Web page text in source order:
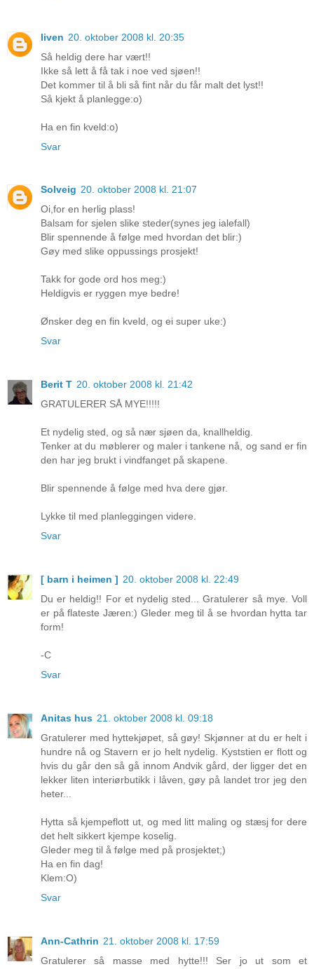
liven 20. oktober 2008 kl. 20:35
Så heldig dere har vært!!
Ikke så lett å få tak i noe ved sjøen!!
Det kommer til å bli så fint når du får malt det lyst!!
Så kjekt å planlegge:o)
Ha en fin kveld:o)
Svar
Solveig 20. oktober 2008 kl. 21:07
Oi,for en herlig plass!
Balsam for sjelen slike steder(synes jeg ialefall)
Blir spennende å følge med hvordan det blir:)
Gøy med slike oppussings prosjekt!
Takk for gode ord hos meg:)
Heldigvis er ryggen mye bedre!
Ønsker deg en fin kveld, og ei super uke:)
Svar
Berit T 20. oktober 2008 kl. 21:42
GRATULERER SÅ MYE!!!!!
Et nydelig sted, og så nær sjøen da, knallheldig.
Tenker at du møblerer og maler i tankene nå, og sand er fin
den har jeg brukt i vindfanget på skapene.
Blir spennende å følge med hva dere gjør.
Lykke til med planleggingen videre.
Svar
[ barn i heimen ] 20. oktober 2008 kl. 22:49
Du er heldig!! For et nydelig sted... Gratulerer så mye. Voll
er på flateste Jæren:) Gleder meg til å se hvordan hytta tar
form!
-C
Svar
Anitas hus 21. oktober 2008 kl. 09:18
Gratulerer med hyttekjøpet, så gøy! Skjønner at du er helt i
hundre nå og Stavern er jo helt nydelig. Kyststien er flott og
hvis du går den så gå innom Andvik gård, der ligger det en
lekker liten interiørbutikk i låven, gøy på landet tror jeg den
heter...
Hytta så kjempeflott ut, og med litt maling og stæsj for dere
det helt sikkert kjempe koselig.
Gleder meg til å følge med på prosjektet;)
Ha en fin dag!
Klem:O)
Svar
Ann-Cathrin 21. oktober 2008 kl. 17:59
Gratulerer så masse med hytte!!! Ser jo ut som et